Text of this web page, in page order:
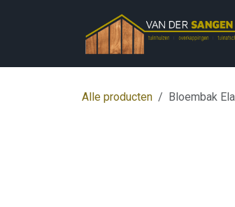
Alle producten Bloembak